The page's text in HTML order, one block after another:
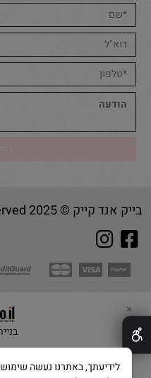
בייק אנד קייק © 2025 All Rights Reserved
✕